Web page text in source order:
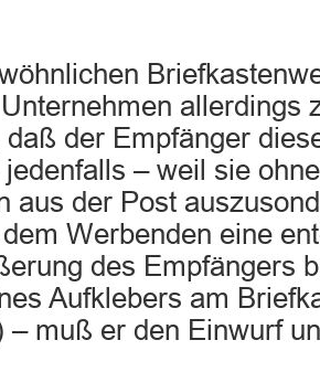
allerdings
daß der Empfänger
jedenfalls – weil sie
aus der Post
Werbenden eine
des Empfängers
Aufklebers am
– muß er den Einwurf